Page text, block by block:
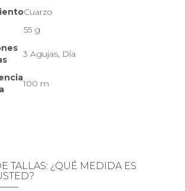
Cuarzo
55 g
3 Agujas, Día
100 m
TALLAS: ¿QUÉ MEDIDA ES